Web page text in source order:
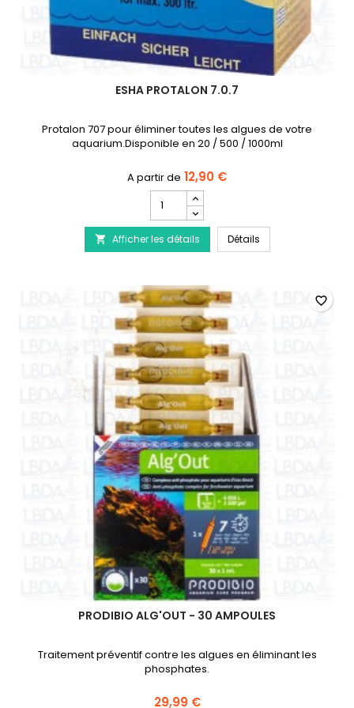
ESHA PROTALON 7.0.7
Protalon 707 pour éliminer toutes les algues de votre
aquarium.Disponible en 20 / 500 / 1000ml
12,90 €
quantité
du
produit
eSHa
7.0.7
 Afficher les détails DétailseSHa Protalon 7.0.7
PRODIBIO ALG'OUT - 30 AMPOULES
Traitement préventif contre les algues en éliminant les
phosphates.
29,99 €
favorite_border